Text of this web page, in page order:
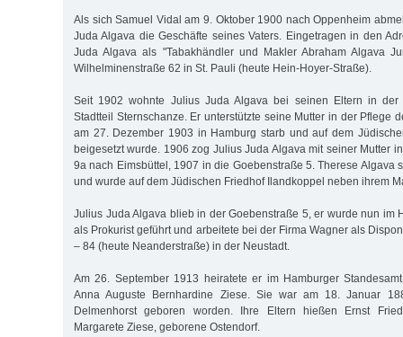
Als sich Samuel Vidal am 9. Oktober 1900 nach Oppenheim
Juda Algava die Geschäfte seines Vaters. Eingetragen in den
Juda Algava als "Tabakhändler und Makler Abraham Algava
Wilhelminenstraße 62 in St. Pauli (heute Hein-Hoyer-Straße).
Seit 1902 wohnte Julius Juda Algava bei seinen Eltern in der
Stadtteil Sternschanze. Er unterstützte seine Mutter in der Pflege
am 27. Dezember 1903 in Hamburg starb und auf dem
beigesetzt wurde. 1906 zog Julius Juda Algava mit seiner Mutter
9a nach Eimsbüttel, 1907 in die Goebenstraße 5. Therese Algava
und wurde auf dem Jüdischen Friedhof Ilandkoppel neben ihrem
Julius Juda Algava blieb in der Goebenstraße 5, er wurde nun im
als Prokurist geführt und arbeitete bei der Firma Wagner als
– 84 (heute Neanderstraße) in der Neustadt.
Am 26. September 1913 heiratete er im Hamburger
Anna Auguste Bernhardine Ziese. Sie war am 18. Januar
Delmenhorst geboren worden. Ihre Eltern hießen Ernst
Margarete Ziese, geborene Ostendorf.